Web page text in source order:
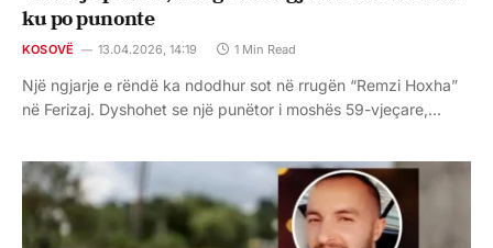
ku po punonte
KOSOVË 13.04.2026, 14:19 1 Min Read
Një ngjarje e rëndë ka ndodhur sot në rrugën “Remzi Hoxha”
në Ferizaj. Dyshohet se një punëtor i moshës 59-vjeçare,…